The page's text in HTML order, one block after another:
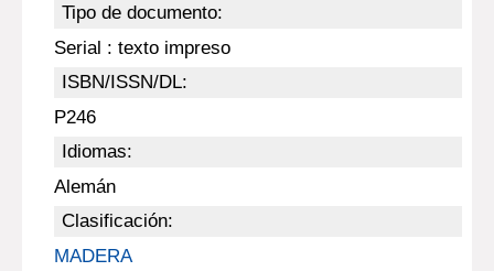
Tipo de documento:
Serial : texto impreso
ISBN/ISSN/DL:
P246
Idiomas:
Alemán
Clasificación:
MADERA